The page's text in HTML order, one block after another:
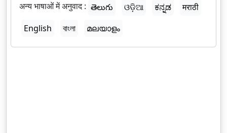
अन्य भाषाओं में अनुवाद : తెలుగు ଓଡ଼ିଆ ಕನ್ನಡ
मराठी
English
বাংলা മലയാളം